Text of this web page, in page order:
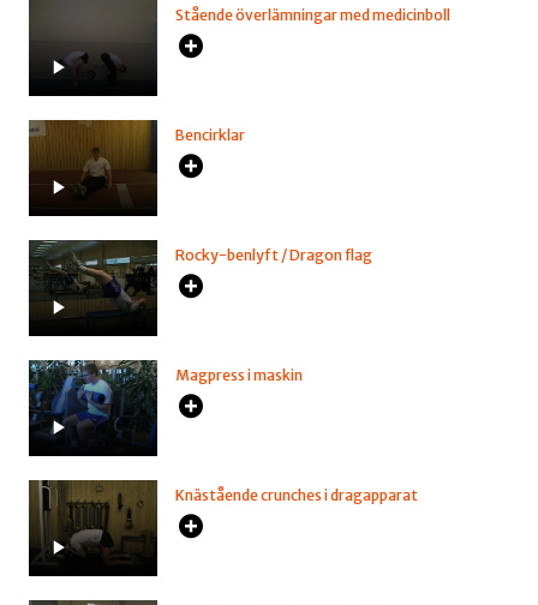
Stående överlämningar med medicinboll
Bencirklar
Rocky-benlyft / Dragon flag
Magpress i maskin
Knästående crunches i dragapparat